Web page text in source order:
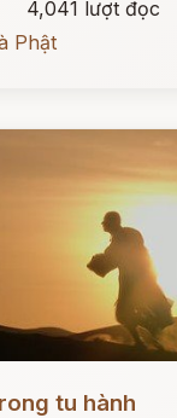
4,041 lượt đọc
Phật
tu hành